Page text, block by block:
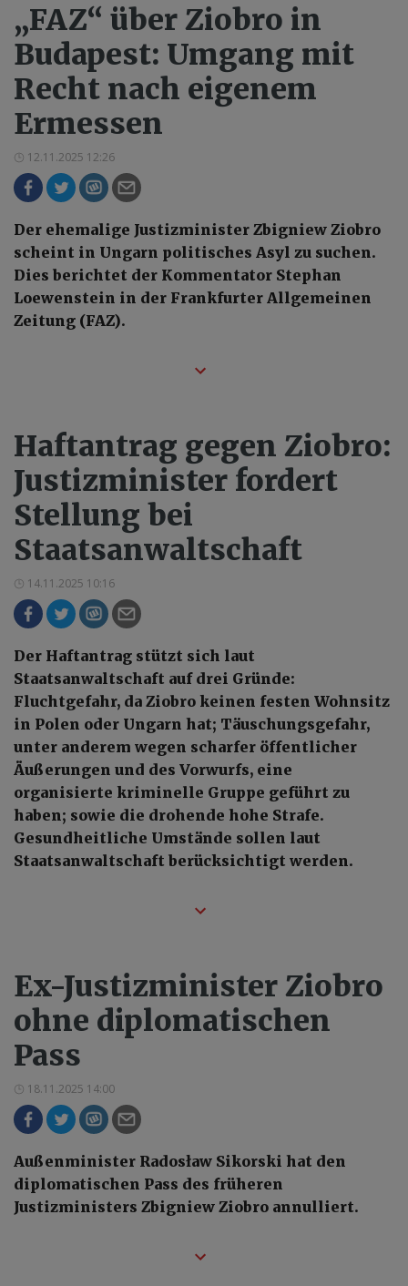
„FAZ“ über Ziobro in
Budapest: Umgang mit
Recht nach eigenem
Ermessen
12.11.2025 12:26
Der ehemalige Justizminister Zbigniew Ziobro
scheint in Ungarn politisches Asyl zu suchen.
Dies berichtet der Kommentator Stephan
Loewenstein in der Frankfurter Allgemeinen
Zeitung (FAZ).
Haftantrag gegen Ziobro:
Justizminister fordert
Stellung bei
Staatsanwaltschaft
14.11.2025 10:16
Der Haftantrag stützt sich laut
Staatsanwaltschaft auf drei Gründe:
Fluchtgefahr, da Ziobro keinen festen Wohnsitz
in Polen oder Ungarn hat; Täuschungsgefahr,
unter anderem wegen scharfer öffentlicher
Äußerungen und des Vorwurfs, eine
organisierte kriminelle Gruppe geführt zu
haben; sowie die drohende hohe Strafe.
Gesundheitliche Umstände sollen laut
Staatsanwaltschaft berücksichtigt werden.
Ex-Justizminister Ziobro
ohne diplomatischen
Pass
18.11.2025 14:00
Außenminister Radosław Sikorski hat den
diplomatischen Pass des früheren
Justizministers Zbigniew Ziobro annulliert.